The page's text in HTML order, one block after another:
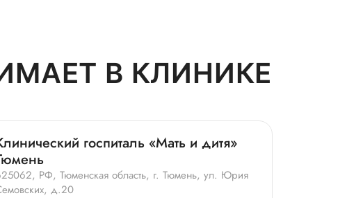
В КЛИНИКЕ
госпиталь «Мать и дитя»
РФ, Тюменская область, г. Тюмень, ул. Юрия
д.20